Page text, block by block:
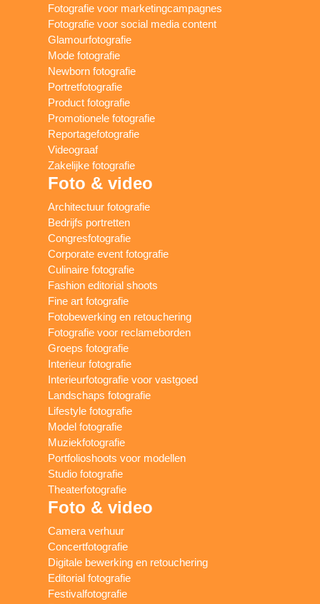
Fotografie voor marketingcampagnes
Fotografie voor social media content
Glamourfotografie
Mode fotografie
Newborn fotografie
Portretfotografie
Product fotografie
Promotionele fotografie
Reportagefotografie
Videograaf
Zakelijke fotografie
Foto & video
Architectuur fotografie
Bedrijfs portretten
Congresfotografie
Corporate event fotografie
Culinaire fotografie
Fashion editorial shoots
Fine art fotografie
Fotobewerking en retouchering
Fotografie voor reclameborden
Groeps fotografie
Interieur fotografie
Interieurfotografie voor vastgoed
Landschaps fotografie
Lifestyle fotografie
Model fotografie
Muziekfotografie
Portfolioshoots voor modellen
Studio fotografie
Theaterfotografie
Foto & video
Camera verhuur
Concertfotografie
Digitale bewerking en retouchering
Editorial fotografie
Festivalfotografie